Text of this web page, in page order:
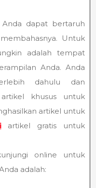
dapat bertaruh
Untuk
adalah tempat
Anda. Anda
dahulu dan
khusus untuk
artikel untuk
artikel gratis untuk
online untuk
adalah: